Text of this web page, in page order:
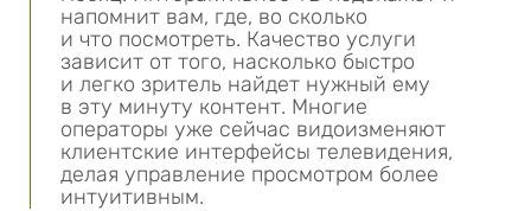
напомнит вам, где, во сколько
и что посмотреть. Качество услуги
зависит от того, насколько быстро
и легко зритель найдет нужный ему
в эту минуту контент. Многие
операторы уже сейчас видоизменяют
клиентские интерфейсы телевидения,
делая управление просмотром более
интуитивным.